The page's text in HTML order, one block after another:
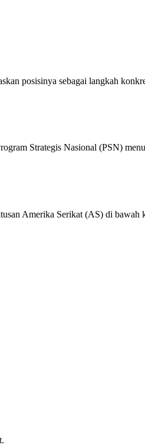
posisinya sebagai langkah
Strategis Nasional (PSN)
Amerika Serikat (AS) di